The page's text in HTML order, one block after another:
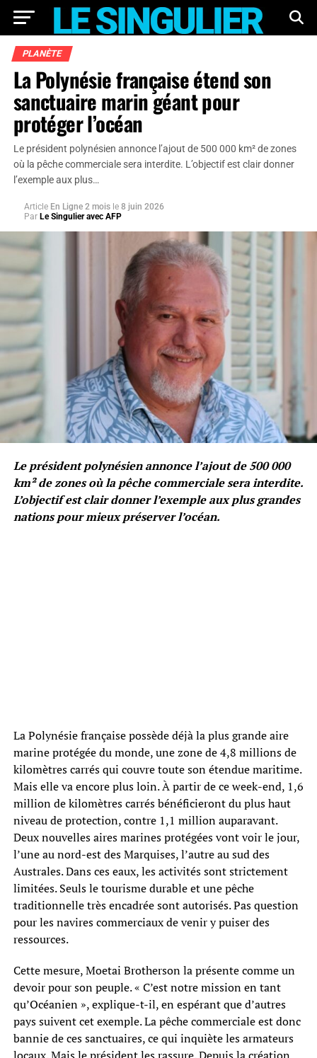
PLANÈTE
La Polynésie française étend son
sanctuaire marin géant pour
protéger l’océan
Le président polynésien annonce l’ajout de 500 000 km² de zones
où la pêche commerciale sera interdite. L’objectif est clair donner
l’exemple aux plus…
Article En Ligne 2 mois le 8 juin 2026
Par Le Singulier avec AFP
Le président polynésien annonce l’ajout de 500 000
km² de zones où la pêche commerciale sera interdite.
L’objectif est clair donner l’exemple aux plus grandes
nations pour mieux préserver l’océan.
La Polynésie française possède déjà la plus grande aire
marine protégée du monde, une zone de 4,8 millions de
kilomètres carrés qui couvre toute son étendue maritime.
Mais elle va encore plus loin. À partir de ce week-end, 1,6
million de kilomètres carrés bénéficieront du plus haut
niveau de protection, contre 1,1 million auparavant.
Deux nouvelles aires marines protégées vont voir le jour,
l’une au nord-est des Marquises, l’autre au sud des
Australes. Dans ces eaux, les activités sont strictement
limitées. Seuls le tourisme durable et une pêche
traditionnelle très encadrée sont autorisés. Pas question
pour les navires commerciaux de venir y puiser des
ressources.
Cette mesure, Moetai Brotherson la présente comme un
devoir pour son peuple. « C’est notre mission en tant
qu’Océanien », explique-t-il, en espérant que d’autres
pays suivent cet exemple. La pêche commerciale est donc
bannie de ces sanctuaires, ce qui inquiète les armateurs